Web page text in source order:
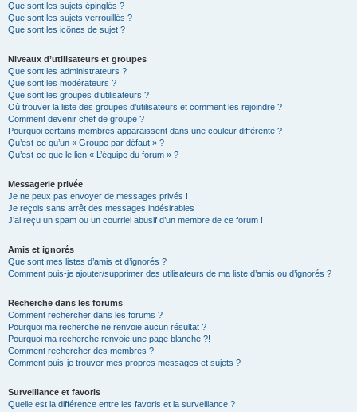
Que sont les sujets épinglés ?
Que sont les sujets verrouillés ?
Que sont les icônes de sujet ?
Niveaux d’utilisateurs et groupes
Que sont les administrateurs ?
Que sont les modérateurs ?
Que sont les groupes d’utilisateurs ?
Où trouver la liste des groupes d’utilisateurs et comment les rejoindre ?
Comment devenir chef de groupe ?
Pourquoi certains membres apparaissent dans une couleur différente ?
Qu’est-ce qu’un « Groupe par défaut » ?
Qu’est-ce que le lien « L’équipe du forum » ?
Messagerie privée
Je ne peux pas envoyer de messages privés !
Je reçois sans arrêt des messages indésirables !
J’ai reçu un spam ou un courriel abusif d’un membre de ce forum !
Amis et ignorés
Que sont mes listes d’amis et d’ignorés ?
Comment puis-je ajouter/supprimer des utilisateurs de ma liste d’amis ou d’ignorés ?
Recherche dans les forums
Comment rechercher dans les forums ?
Pourquoi ma recherche ne renvoie aucun résultat ?
Pourquoi ma recherche renvoie une page blanche ?!
Comment rechercher des membres ?
Comment puis-je trouver mes propres messages et sujets ?
Surveillance et favoris
Quelle est la différence entre les favoris et la surveillance ?